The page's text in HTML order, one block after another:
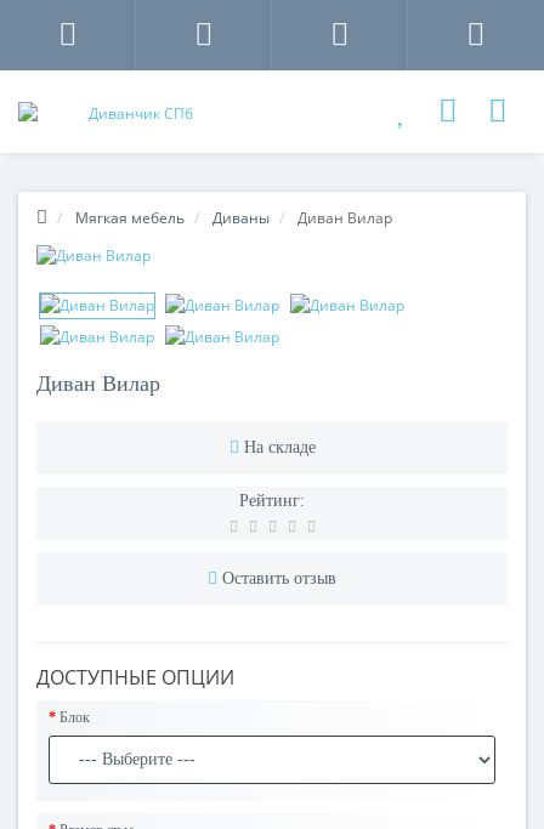
Мягкая мебель Диваны Диван Вилар
Диван Вилар
На складе
Рейтинг:
Оставить отзыв
ДОСТУПНЫЕ ОПЦИИ
Блок